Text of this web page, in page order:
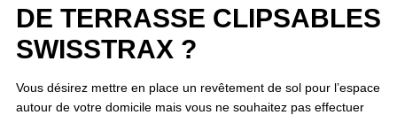
DE TERRASSE CLIPSABLES
SWISSTRAX ?
Vous désirez mettre en place un revêtement de sol pour l’espace
autour de votre domicile mais vous ne souhaitez pas effectuer